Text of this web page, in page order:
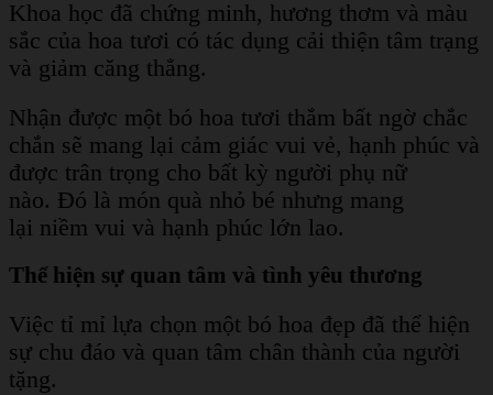
Khoa học đã chứng minh, hương thơm và màu
sắc của hoa tươi có tác dụng cải thiện tâm trạng
và giảm căng thẳng.
Nhận được một bó hoa tươi thắm bất ngờ chắc
chắn sẽ mang lại cảm giác vui vẻ, hạnh phúc và
được trân trọng cho bất kỳ người phụ nữ
nào. Đó là món quà nhỏ bé nhưng mang
lại niềm vui và hạnh phúc lớn lao.
Thể hiện sự quan tâm và tình yêu thương
Việc tỉ mỉ lựa chọn một bó hoa đẹp đã thể hiện
sự chu đáo và quan tâm chân thành của người
tặng.